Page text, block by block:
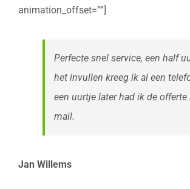
animation_offset=””]
Perfecte snel service, een half
het invullen kreeg ik al een
een uurtje later had ik de offerte
mail.
Jan Willems